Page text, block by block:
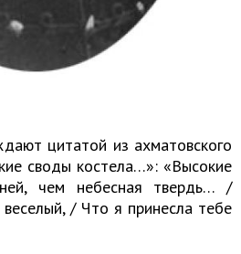
цитатой из ахматовского
своды костела…»: «Высокие
чем небесная твердь… /
/ Что я принесла тебе